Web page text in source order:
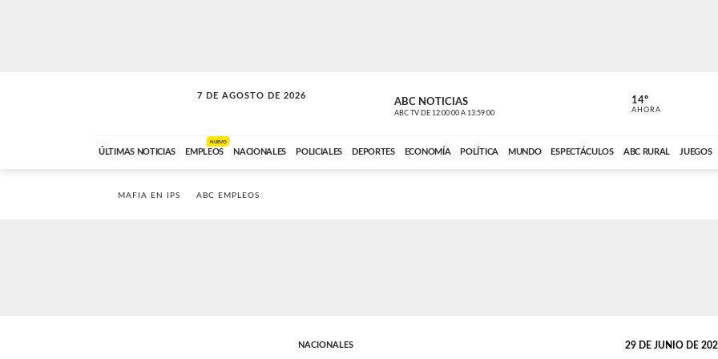
7 DE AGOSTO DE 2026
A DE LA TARDE ABC NOTICIAS
ABC TV DE 12:00:00 A 13:59:00 ABC CARDINAL
14º
AHORA
ÚLTIMAS NOTICIAS EMPLEOS
NUEVO
NACIONALES POLICIALES DEPORTES ECONOMÍA POLÍTICA MUNDO ESPECTÁCULOS ABC RURAL JUEGOS
MAFIA EN IPS ABC EMPLEOS
NACIONALES 29 DE JUNIO DE